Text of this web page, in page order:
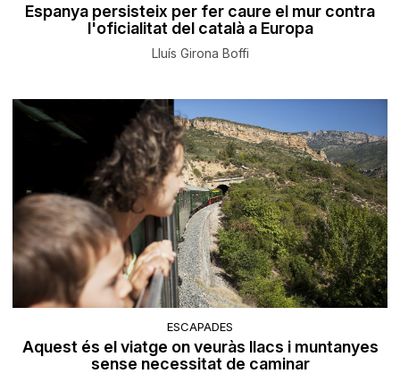
Espanya persisteix per fer caure el mur contra
l'oficialitat del català a Europa
Lluís Girona Boffi
ESCAPADES
Aquest és el viatge on veuràs llacs i muntanyes
sense necessitat de caminar